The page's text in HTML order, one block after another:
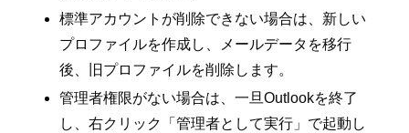
標準アカウントが削除できない場合は、新しい
プロファイルを作成し、メールデータを移行
後、旧プロファイルを削除します。
管理者権限がない場合は、一旦Outlookを終了
し、右クリック「管理者として実行」で起動し